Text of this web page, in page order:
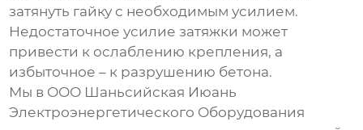
затянуть гайку с необходимым усилием.
Недостаточное усилие затяжки может
привести к ослаблению крепления, а
избыточное – к разрушению бетона.
Мы в ООО Шаньсийская Июань
Электроэнергетического Оборудования